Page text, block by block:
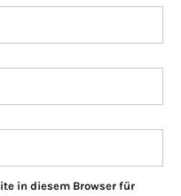
in diesem Browser für